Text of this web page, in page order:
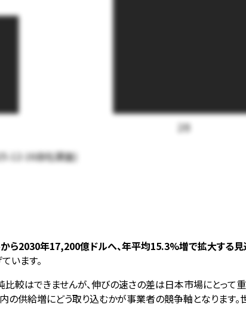
28
12-16自社調査)
ら2030年17,200億ドルへ、年平均15.3%増で拡大する見
います。
はできませんが、伸びの速さの差は日本市場にとって
供給増にどう取り込むかが事業者の競争軸となります